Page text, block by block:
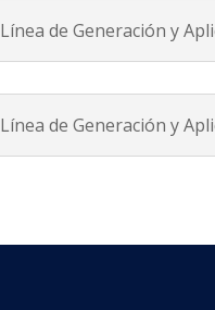
Línea de Generación y
Línea de Generación y